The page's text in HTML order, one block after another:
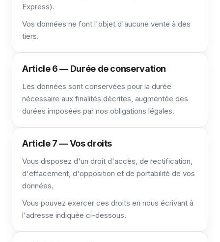
Express).
Vos données ne font l'objet d'aucune vente à des
tiers.
Article 6 — Durée de conservation
Les données sont conservées pour la durée
nécessaire aux finalités décrites, augmentée des
durées imposées par nos obligations légales.
Article 7 — Vos droits
Vous disposez d'un droit d'accès, de rectification,
d'effacement, d'opposition et de portabilité de vos
données.
Vous pouvez exercer ces droits en nous écrivant à
l'adresse indiquée ci-dessous.